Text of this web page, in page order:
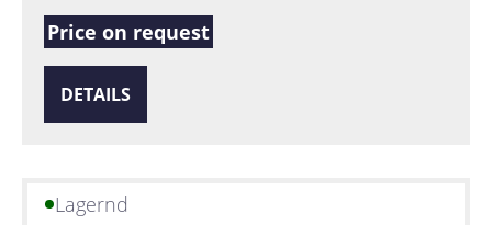
Price on request
DETAILS
Lagernd